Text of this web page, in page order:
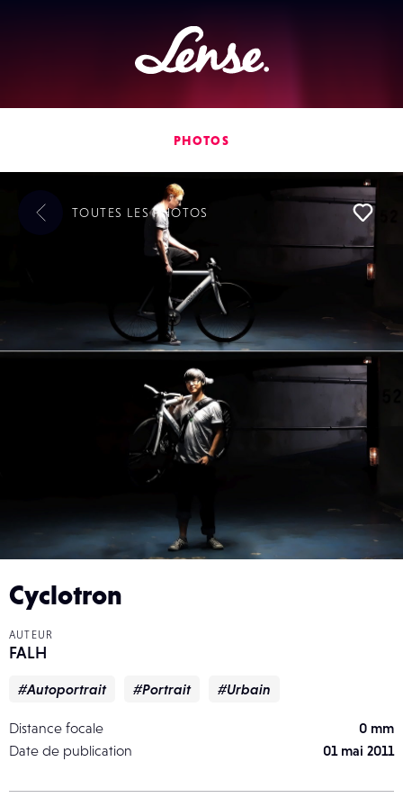
Lense
PHOTOS
Cyclotron
AUTEUR
FALH
#Autoportrait #Portrait #Urbain
Distance focale
0 mm
Date de publication
01 mai 2011
TOUTES LESPHOTOS